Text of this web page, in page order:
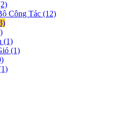
Công Tác (12)
(1)
(1)